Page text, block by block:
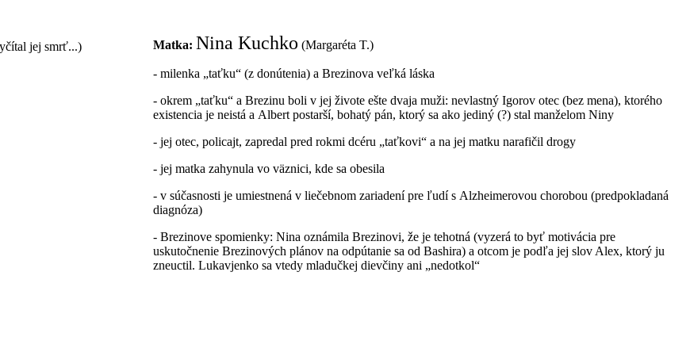
jej smrť...)
Matka: Nina Kuchko (Margaréta T.)
- milenka „taťku“ (z donútenia) a Brezinova veľká láska
- okrem „taťku“ a Brezinu boli v jej živote ešte dvaja muži: nevlastný Igorov otec (bez mena), ktorého
existencia je neistá a Albert postarší, bohatý pán, ktorý sa ako jediný (?) stal manželom Niny
- jej otec, policajt, zapredal pred rokmi dcéru „taťkovi“ a na jej matku narafičil drogy
- jej matka zahynula vo väznici, kde sa obesila
- v súčasnosti je umiestnená v liečebnom zariadení pre ľudí s Alzheimerovou chorobou (predpokladaná
diagnóza)
- Brezinove spomienky: Nina oznámila Brezinovi, že je tehotná (vyzerá to byť motivácia pre
uskutočnenie Brezinových plánov na odpútanie sa od Bashira) a otcom je podľa jej slov Alex, ktorý ju
zneuctil. Lukavjenko sa vtedy mladučkej dievčiny ani „nedotkol“